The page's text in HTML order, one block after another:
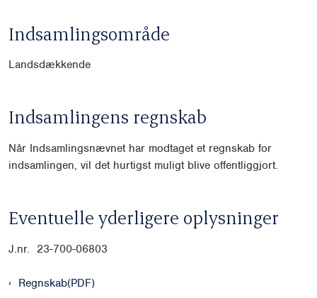
Indsamlingsområde
Landsdækkende
Indsamlingens regnskab
Når Indsamlingsnævnet har modtaget et regnskab for
indsamlingen, vil det hurtigst muligt blive offentliggjort.
Eventuelle yderligere oplysninger
J.nr. 23-700-06803
Regnskab(PDF)